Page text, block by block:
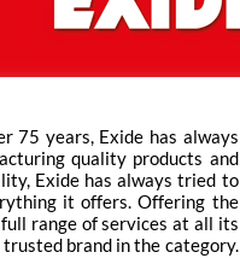
75 years, Exide has always
quality products and
Exide has always tried to
it offers. Offering the
range of services at all its
brand in the category.
across the country ensure a